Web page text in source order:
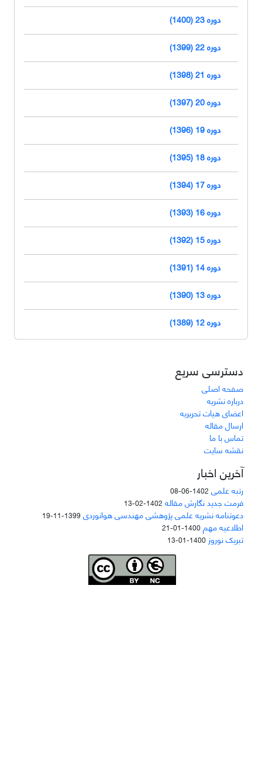
دوره 23 (1400)
دوره 22 (1399)
دوره 21 (1398)
دوره 20 (1397)
دوره 19 (1396)
دوره 18 (1395)
دوره 17 (1394)
دوره 16 (1393)
دوره 15 (1392)
دوره 14 (1391)
دوره 13 (1390)
دوره 12 (1389)
دسترسی سریع
صفحه اصلی
درباره نشریه
اعضای هیات تحریریه
ارسال مقاله
تماس با ما
نقشه سایت
آخرین اخبار
رتبه علمی 1402-06-08
فرمت جدید نگارش مقاله 1402-02-13
دعوتنامه نشریه علمی پژوهشی مهندسی هوانوردی1399-11-19
اطلاعیه مهم1400-01-21
تبریک نوروز 1400-01-13